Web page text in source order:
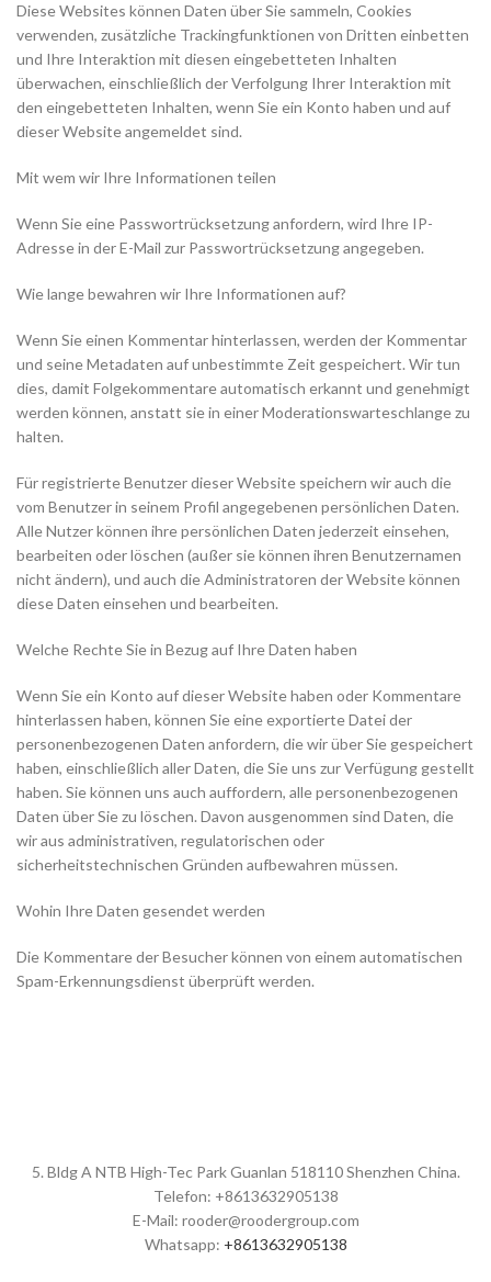
Diese Websites können Daten über Sie sammeln, Cookies
verwenden, zusätzliche Trackingfunktionen von Dritten einbetten
und Ihre Interaktion mit diesen eingebetteten Inhalten
überwachen, einschließlich der Verfolgung Ihrer Interaktion mit
den eingebetteten Inhalten, wenn Sie ein Konto haben und auf
dieser Website angemeldet sind.
Mit wem wir Ihre Informationen teilen
Wenn Sie eine Passwortrücksetzung anfordern, wird Ihre IP-
Adresse in der E-Mail zur Passwortrücksetzung angegeben.
Wie lange bewahren wir Ihre Informationen auf?
Wenn Sie einen Kommentar hinterlassen, werden der Kommentar
und seine Metadaten auf unbestimmte Zeit gespeichert. Wir tun
dies, damit Folgekommentare automatisch erkannt und genehmigt
werden können, anstatt sie in einer Moderationswarteschlange zu
halten.
Für registrierte Benutzer dieser Website speichern wir auch die
vom Benutzer in seinem Profil angegebenen persönlichen Daten.
Alle Nutzer können ihre persönlichen Daten jederzeit einsehen,
bearbeiten oder löschen (außer sie können ihren Benutzernamen
nicht ändern), und auch die Administratoren der Website können
diese Daten einsehen und bearbeiten.
Welche Rechte Sie in Bezug auf Ihre Daten haben
Wenn Sie ein Konto auf dieser Website haben oder Kommentare
hinterlassen haben, können Sie eine exportierte Datei der
personenbezogenen Daten anfordern, die wir über Sie gespeichert
haben, einschließlich aller Daten, die Sie uns zur Verfügung gestellt
haben. Sie können uns auch auffordern, alle personenbezogenen
Daten über Sie zu löschen. Davon ausgenommen sind Daten, die
wir aus administrativen, regulatorischen oder
sicherheitstechnischen Gründen aufbewahren müssen.
Wohin Ihre Daten gesendet werden
Die Kommentare der Besucher können von einem automatischen
Spam-Erkennungsdienst überprüft werden.
5. Bldg A NTB High-Tec Park Guanlan 518110 Shenzhen China.
Telefon: +8613632905138
E-Mail: rooder@roodergroup.com
Whatsapp: +8613632905138